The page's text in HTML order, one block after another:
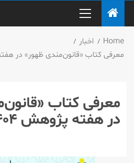
Home
اخبار
معرفی کتاب «قانون‌مندی ظهور» در هفته
معرفی کتاب
در هفته پژوهش ۱۴۰۴